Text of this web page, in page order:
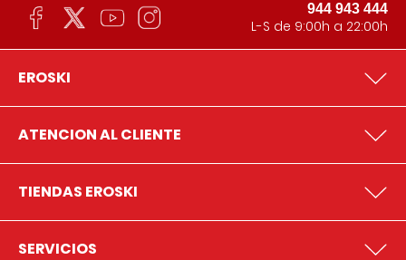
944 943 444
L-S de 9:00h a 22:00h
EROSKI
ATENCION AL CLIENTE
TIENDAS EROSKI
SERVICIOS